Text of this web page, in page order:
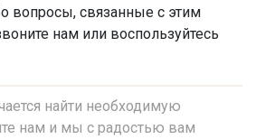
вопросы, связанные с этим
нам или воспользуйтесь
найти необходимую
нам и мы с радостью вам